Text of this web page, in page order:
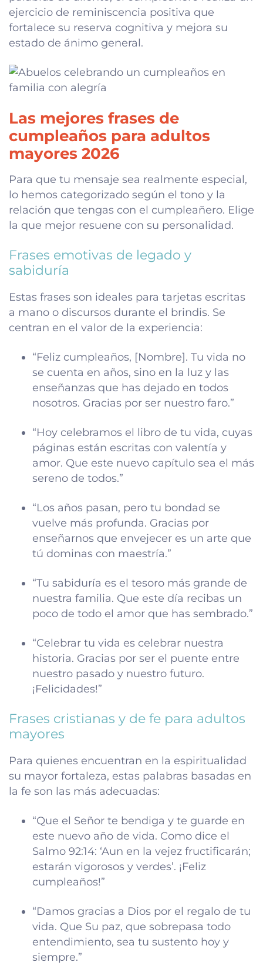
ejercicio de reminiscencia positiva que
fortalece su reserva cognitiva y mejora su
estado de ánimo general.
Las mejores frases de
cumpleaños para adultos
mayores 2026
Para que tu mensaje sea realmente especial,
lo hemos categorizado según el tono y la
relación que tengas con el cumpleañero. Elige
la que mejor resuene con su personalidad.
Frases emotivas de legado y
sabiduría
Estas frases son ideales para tarjetas escritas
a mano o discursos durante el brindis. Se
centran en el valor de la experiencia:
“Feliz cumpleaños, [Nombre]. Tu vida no
se cuenta en años, sino en la luz y las
enseñanzas que has dejado en todos
nosotros. Gracias por ser nuestro faro.”
“Hoy celebramos el libro de tu vida, cuyas
páginas están escritas con valentía y
amor. Que este nuevo capítulo sea el más
sereno de todos.”
“Los años pasan, pero tu bondad se
vuelve más profunda. Gracias por
enseñarnos que envejecer es un arte que
tú dominas con maestría.”
“Tu sabiduría es el tesoro más grande de
nuestra familia. Que este día recibas un
poco de todo el amor que has sembrado.”
“Celebrar tu vida es celebrar nuestra
historia. Gracias por ser el puente entre
nuestro pasado y nuestro futuro.
¡Felicidades!”
Frases cristianas y de fe para adultos
mayores
Para quienes encuentran en la espiritualidad
su mayor fortaleza, estas palabras basadas en
la fe son las más adecuadas:
“Que el Señor te bendiga y te guarde en
este nuevo año de vida. Como dice el
Salmo 92:14: ‘Aun en la vejez fructificarán;
estarán vigorosos y verdes’. ¡Feliz
cumpleaños!”
“Damos gracias a Dios por el regalo de tu
vida. Que Su paz, que sobrepasa todo
entendimiento, sea tu sustento hoy y
siempre.”